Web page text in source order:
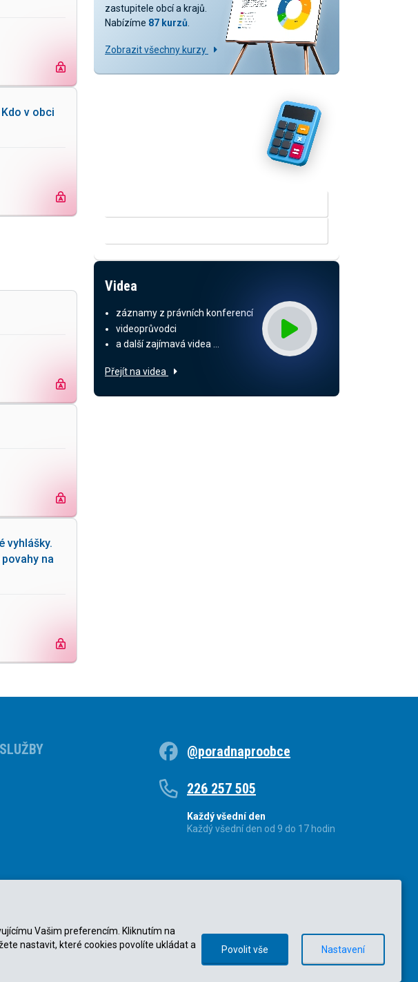
v obci
vyhlášky.
na
zastupitele obcí a krajů.
Nabízíme 87 kurzů
Zobrazit všechny kurzy
Videa
záznamy z právních konferencí
videoprůvodci
a další zajímavá videa …
Přejít na videa
@poradnaproobce
226 257 505
Každý všední den
Každý všední den od 9 do 17 hodin
Vašim preferencím. Kliknutím na
nastavit, které cookies povolíte ukládat a
Povolit vše Nastavení